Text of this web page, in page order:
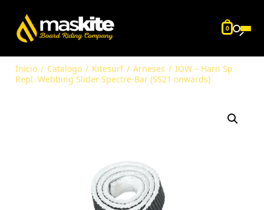
0
Inicio / Catalogo / Kitesurf / Arneses / IOW – Harn Sp
Repl. Webbing Slider Spectre-Bar (SS21 onwards)